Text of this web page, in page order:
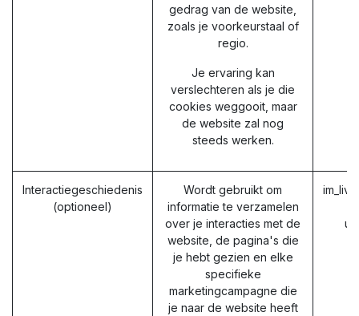
gedrag van de website,
zoals je voorkeurstaal of
regio.
Je ervaring kan
verslechteren als je die
cookies weggooit, maar
de website zal nog
steeds werken.
Interactiegeschiedenis
(optioneel)
Wordt gebruikt om
informatie te verzamelen
over je interacties met de
website, de pagina's die
je hebt gezien en elke
specifieke
marketingcampagne die
je naar de website heeft